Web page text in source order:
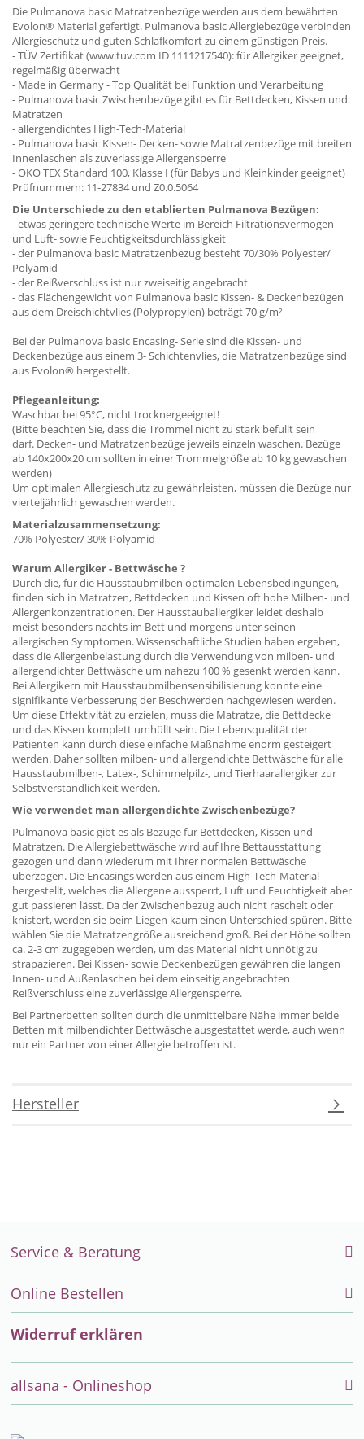
Die Pulmanova basic Matratzenbezüge werden aus dem bewährten
Evolon® Material gefertigt. Pulmanova basic Allergiebezüge verbinden
Allergieschutz und guten Schlafkomfort zu einem günstigen Preis.
- TÜV Zertifikat (www.tuv.com ID 1111217540): für Allergiker geeignet,
regelmäßig überwacht
- Made in Germany - Top Qualität bei Funktion und Verarbeitung
- Pulmanova basic Zwischenbezüge gibt es für Bettdecken, Kissen und
Matratzen
- allergendichtes High-Tech-Material
- Pulmanova basic Kissen- Decken- sowie Matratzenbezüge mit breiten
Innenlaschen als zuverlässige Allergensperre
- ÖKO TEX Standard 100, Klasse I (für Babys und Kleinkinder geeignet)
Prüfnummern: 11-27834 und Z0.0.5064
Die Unterschiede zu den etablierten Pulmanova Bezügen:
- etwas geringere technische Werte im Bereich Filtrationsvermögen
und Luft- sowie Feuchtigkeitsdurchlässigkeit
- der Pulmanova basic Matratzenbezug besteht 70/30% Polyester/
Polyamid
- der Reißverschluss ist nur zweiseitig angebracht
- das Flächengewicht von Pulmanova basic Kissen- & Deckenbezügen
aus dem Dreischichtvlies (Polypropylen) beträgt 70 g/m²
Bei der Pulmanova basic Encasing- Serie sind die Kissen- und
Deckenbezüge aus einem 3- Schichtenvlies, die Matratzenbezüge sind
aus Evolon® hergestellt.
Pflegeanleitung:
Waschbar bei 95°C, nicht trocknergeeignet!
(Bitte beachten Sie, dass die Trommel nicht zu stark befüllt sein
darf. Decken- und Matratzenbezüge jeweils einzeln waschen. Bezüge
ab 140x200x20 cm sollten in einer Trommelgröße ab 10 kg gewaschen
werden)
Um optimalen Allergieschutz zu gewährleisten, müssen die Bezüge nur
vierteljährlich gewaschen werden.
Materialzusammensetzung:
70% Polyester/ 30% Polyamid
Warum Allergiker - Bettwäsche ?
Durch die, für die Hausstaubmilben optimalen Lebensbedingungen,
finden sich in Matratzen, Bettdecken und Kissen oft hohe Milben- und
Allergenkonzentrationen. Der Hausstauballergiker leidet deshalb
meist besonders nachts im Bett und morgens unter seinen
allergischen Symptomen. Wissenschaftliche Studien haben ergeben,
dass die Allergenbelastung durch die Verwendung von milben- und
allergendichter Bettwäsche um nahezu 100 % gesenkt werden kann.
Bei Allergikern mit Hausstaubmilbensensibilisierung konnte eine
signifikante Verbesserung der Beschwerden nachgewiesen werden.
Um diese Effektivität zu erzielen, muss die Matratze, die Bettdecke
und das Kissen komplett umhüllt sein. Die Lebensqualität der
Patienten kann durch diese einfache Maßnahme enorm gesteigert
werden. Daher sollten milben- und allergendichte Bettwäsche für alle
Hausstaubmilben-, Latex-, Schimmelpilz-, und Tierhaarallergiker zur
Selbstverständlichkeit werden.
Wie verwendet man allergendichte Zwischenbezüge?
Pulmanova basic gibt es als Bezüge für Bettdecken, Kissen und
Matratzen. Die Allergiebettwäsche wird auf Ihre Bettausstattung
gezogen und dann wiederum mit Ihrer normalen Bettwäsche
überzogen. Die Encasings werden aus einem High-Tech-Material
hergestellt, welches die Allergene aussperrt, Luft und Feuchtigkeit aber
gut passieren lässt. Da der Zwischenbezug auch nicht raschelt oder
knistert, werden sie beim Liegen kaum einen Unterschied spüren. Bitte
wählen Sie die Matratzengröße ausreichend groß. Bei der Höhe sollten
ca. 2-3 cm zugegeben werden, um das Material nicht unnötig zu
strapazieren. Bei Kissen- sowie Deckenbezügen gewähren die langen
Innen- und Außenlaschen bei dem einseitig angebrachten
Reißverschluss eine zuverlässige Allergensperre.
Bei Partnerbetten sollten durch die unmittelbare Nähe immer beide
Betten mit milbendichter Bettwäsche ausgestattet werde, auch wenn
nur ein Partner von einer Allergie betroffen ist.
Hersteller
Service & Beratung
Online Bestellen
Widerruf erklären
allsana - Onlineshop